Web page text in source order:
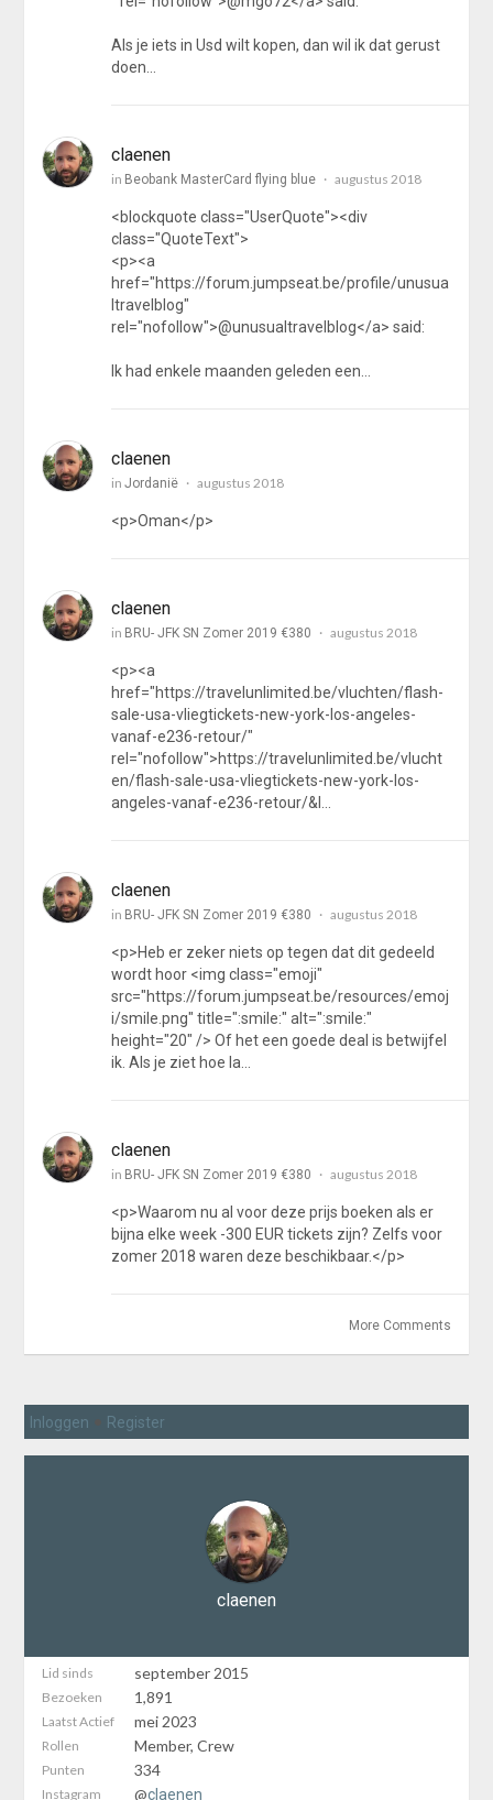
Als je iets in Usd wilt kopen, dan wil ik dat gerust
doen…
claenen
in Beobank MasterCard flying blue augustus 2018
<blockquote class="UserQuote"><div
class="QuoteText">
<p><a
href="https://forum.jumpseat.be/profile/unusua
ltravelblog"
rel="nofollow">@unusualtravelblog</a> said:
Ik had enkele maanden geleden een…
claenen
inJordanië augustus 2018
<p>Oman</p>
claenen
in BRU- JFK SN Zomer 2019 €380 augustus 2018
<p><a
href="https://travelunlimited.be/vluchten/flash-
sale-usa-vliegtickets-new-york-los-angeles-
vanaf-e236-retour/"
rel="nofollow">https://travelunlimited.be/vlucht
en/flash-sale-usa-vliegtickets-new-york-los-
angeles-vanaf-e236-retour/&l…
claenen
in BRU- JFK SN Zomer 2019 €380 augustus 2018
<p>Heb er zeker niets op tegen dat dit gedeeld
wordt hoor <img class="emoji"
src="https://forum.jumpseat.be/resources/emoj
i/smile.png" title=":smile:" alt=":smile:"
height="20" /> Of het een goede deal is betwijfel
ik. Als je ziet hoe la…
claenen
in BRU- JFK SN Zomer 2019 €380 augustus 2018
<p>Waarom nu al voor deze prijs boeken als er
bijna elke week -300 EUR tickets zijn? Zelfs voor
zomer 2018 waren deze beschikbaar.</p>
More Comments
Inloggen Register
claenen
Lid sinds september 2015
Bezoeken 1,891
Laatst Actief mei 2023
Rollen Member, Crew
Punten 334
Instagram @claenen